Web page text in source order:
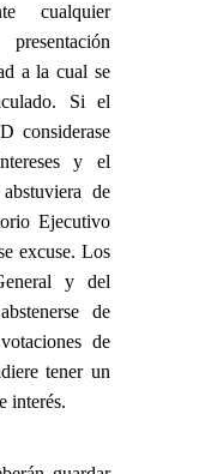
cualquier
a la cual se
Si el
considerase
y el
de
Ejecutivo
excuse. Los
y del
de
de
tener un
interés.